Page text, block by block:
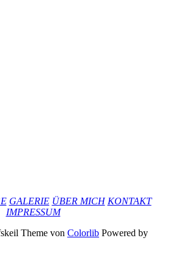
GALERIE ÜBER MICH KONTAKT
IMPRESSUM
Theme von Colorlib Powered by